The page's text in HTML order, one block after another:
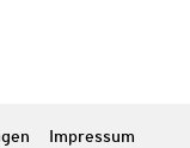
Impressum